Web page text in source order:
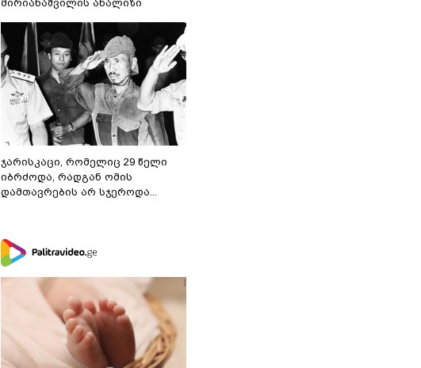
მირიანაშვილის ანალიზი
ჯარისკაცი, რომელიც 29 წელი
იბრძოდა, რადგან ომის
დამთავრების არ სჯეროდა...